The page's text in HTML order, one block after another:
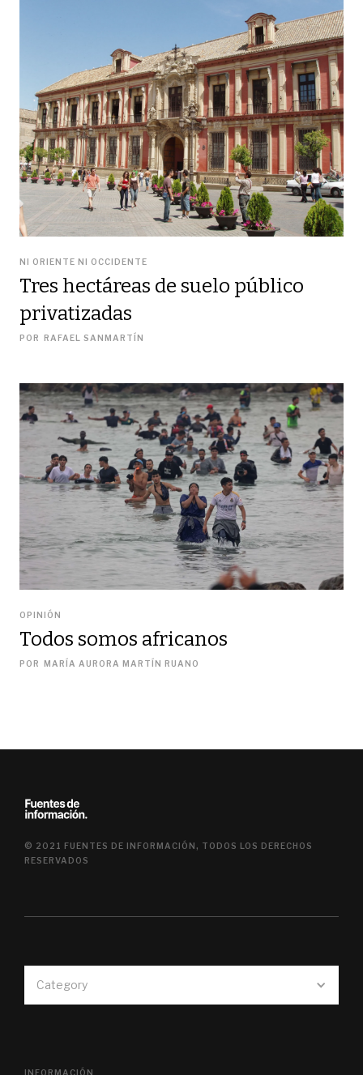
NI ORIENTE NI OCCIDENTE
Tres hectáreas de suelo público
privatizadas
POR RAFAEL SANMARTÍN
OPINIÓN
Todos somos africanos
POR MARÍA AURORA MARTÍN RUANO
© 2021 FUENTES DE INFORMACIÓN, TODOS LOS DERECHOS
RESERVADOS
Category
INFORMACIÓN